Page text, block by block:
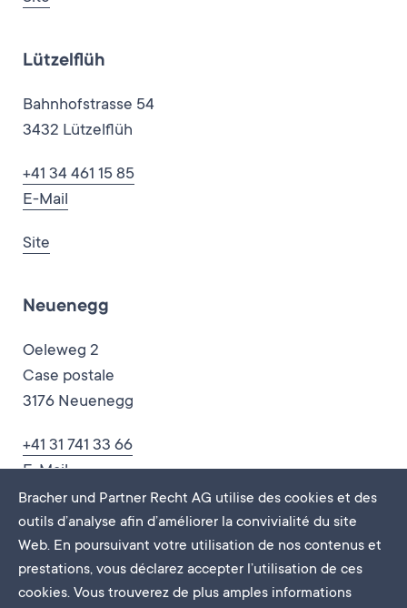
Lützelflüh
Bahnhofstrasse 54
3432 Lützelflüh
+41 34 461 15 85
E-Mail
Site
Neuenegg
Oeleweg 2
Case postale
3176 Neuenegg
+41 31 741 33 66
E-Mail
Site
Niederbipp
Bracher und Partner Recht AG utilise des cookies et des
outils d’analyse afin d’améliorer la convivialité du site
Web. En poursuivant votre utilisation de nos contenus et
prestations, vous déclarez accepter l’utilisation de ces
cookies. Vous trouverez de plus amples informations